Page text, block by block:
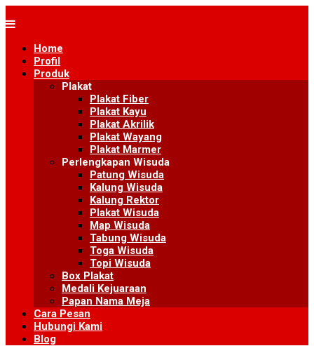
to
Home
Profil
Produk
Plakat
Plakat Fiber
Plakat Kayu
Plakat Akrilik
Plakat Wayang
Plakat Marmer
Perlengkapan Wisuda
Patung Wisuda
Kalung Wisuda
Kalung Rektor
Plakat Wisuda
Map Wisuda
Tabung Wisuda
Toga Wisuda
Topi Wisuda
Box Plakat
Medali Kejuaraan
Papan Nama Meja
Cara Pesan
Hubungi Kami
Blog